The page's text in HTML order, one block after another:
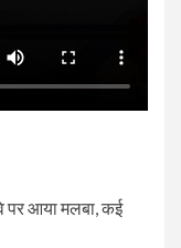
पर आया मलबा, कई